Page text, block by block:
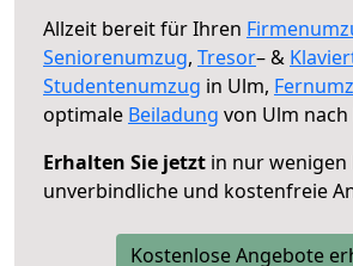
Allzeit bereit für Ihren
Seniorenumzug, Tresor– &
Studentenumzug in Ulm,
optimale Beiladung von Ulm
Erhalten Sie jetzt in nur
unverbindliche und kostenfreie
Kostenlose Angebote